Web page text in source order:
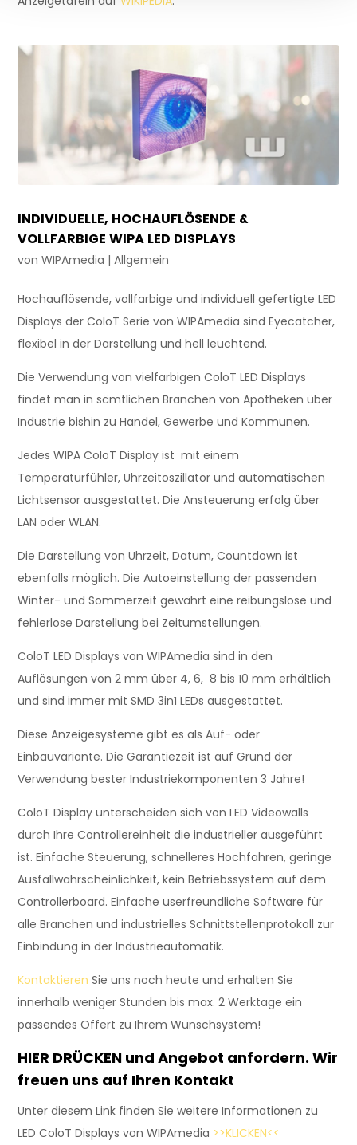
INDIVIDUELLE, HOCHAUFLÖSENDE &
VOLLFARBIGE WIPA LED DISPLAYS
vonWIPAmedia |Allgemein
Hochauflösende, vollfarbige und individuell gefertigte LED
Displays der ColoT Serie von WIPAmedia sind Eyecatcher,
flexibel in der Darstellung und hell leuchtend.
Die Verwendung von vielfarbigen ColoT LED Displays
findet man in sämtlichen Branchen von Apotheken über
Industrie bishin zu Handel, Gewerbe und Kommunen.
Jedes WIPA ColoT Display ist mit einem
Temperaturfühler, Uhrzeitoszillator und automatischen
Lichtsensor ausgestattet. Die Ansteuerung erfolg über
LAN oder WLAN.
Die Darstellung von Uhrzeit, Datum, Countdown ist
ebenfalls möglich. Die Autoeinstellung der passenden
Winter- und Sommerzeit gewährt eine reibungslose und
fehlerlose Darstellung bei Zeitumstellungen.
ColoT LED Displays von WIPAmedia sind in den
Auflösungen von 2 mm über 4, 6, 8 bis 10 mm erhältlich
und sind immer mit SMD 3in1 LEDs ausgestattet.
Diese Anzeigesysteme gibt es als Auf- oder
Einbauvariante. Die Garantiezeit ist auf Grund der
Verwendung bester Industriekomponenten 3 Jahre!
ColoT Display unterscheiden sich von LED Videowalls
durch Ihre Controllereinheit die industrieller ausgeführt
ist. Einfache Steuerung, schnelleres Hochfahren, geringe
Ausfallwahrscheinlichkeit, kein Betriebssystem auf dem
Controllerboard. Einfache userfreundliche Software für
alle Branchen und industrielles Schnittstellenprotokoll zur
Einbindung in der Industrieautomatik.
Kontaktieren Sie uns noch heute und erhalten Sie
innerhalb weniger Stunden bis max. 2 Werktage ein
passendes Offert zu Ihrem Wunschsystem!
HIER DRÜCKEN und Angebot anfordern. Wir
freuen uns auf Ihren Kontakt
Unter diesem Link finden Sie weitere Informationen zu
LED ColoT Displays von WIPAmedia >>KLICKEN<<